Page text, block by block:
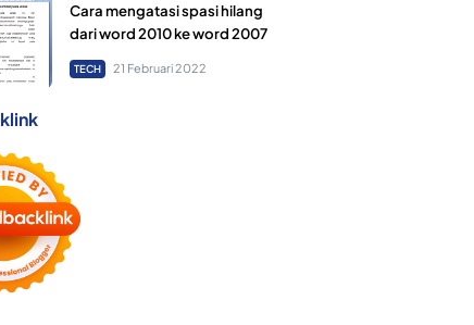
Cara mengatasi spasi hilang
dari word 2010 ke word 2007
TECH 21 Februari 2022